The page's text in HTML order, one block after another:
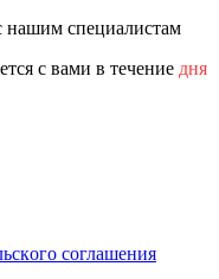
нашим специалистам
c вaми в тeчeниe дня
coглaшeния